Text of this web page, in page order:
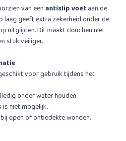
van een antislip voet aan de
laag geeft extra zekerheid onder de
uitglijden. Dit maakt douchen niet
stuk veiliger.
voor gebruik tijdens het
onder water houden.
is niet mogelijk.
open of onbedekte wonden.